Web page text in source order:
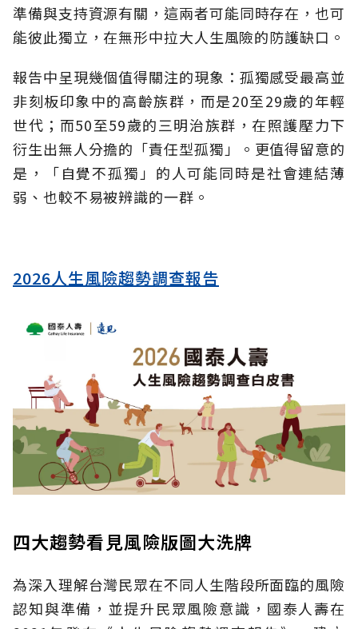
準備與支持資源有關，這兩者可能同時存在，也可
能彼此獨立，在無形中拉大人生風險的防護缺口。
報告中呈現幾個值得關注的現象：孤獨感受最高並
非刻板印象中的高齡族群，而是20至29歲的年輕
世代；而50至59歲的三明治族群，在照護壓力下
衍生出無人分擔的「責任型孤獨」。更值得留意的
是，「自覺不孤獨」的人可能同時是社會連結薄
弱、也較不易被辨識的一群。
2026人生風險趨勢調查報告
四大趨勢看見風險版圖大洗牌
為深入理解台灣民眾在不同人生階段所面臨的風險
認知與準備，並提升民眾風險意識，國泰人壽在